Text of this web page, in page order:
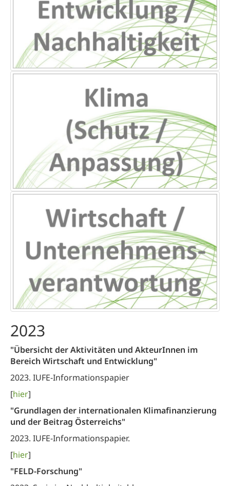
2023
"Übersicht der Aktivitäten und AkteurInnen im
Bereich Wirtschaft und Entwicklung"
2023. IUFE-Informationspapier
[hier]
"Grundlagen der internationalen Klimafinanzierung
und der Beitrag Österreichs"
2023. IUFE-Informationspapier.
[hier]
"FELD-Forschung"